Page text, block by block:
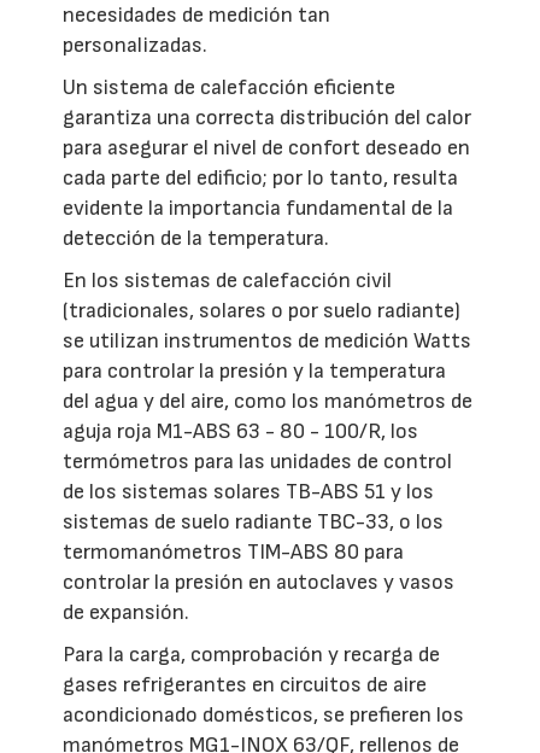
necesidades de medición tan
personalizadas.
Un sistema de calefacción eficiente
garantiza una correcta distribución del calor
para asegurar el nivel de confort deseado en
cada parte del edificio; por lo tanto, resulta
evidente la importancia fundamental de la
detección de la temperatura.
En los sistemas de calefacción civil
(tradicionales, solares o por suelo radiante)
se utilizan instrumentos de medición Watts
para controlar la presión y la temperatura
del agua y del aire, como los manómetros de
aguja roja M1-ABS 63 - 80 - 100/R, los
termómetros para las unidades de control
de los sistemas solares TB-ABS 51 y los
sistemas de suelo radiante TBC-33, o los
termomanómetros TIM-ABS 80 para
controlar la presión en autoclaves y vasos
de expansión.
Para la carga, comprobación y recarga de
gases refrigerantes en circuitos de aire
acondicionado domésticos, se prefieren los
manómetros MG1-INOX 63/QF, rellenos de